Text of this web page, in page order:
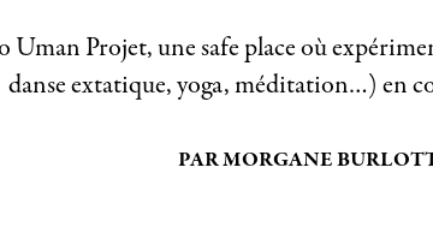
Uman Projet, une safe place où
danse extatique, yoga, méditation…) en
PAR MORGANE